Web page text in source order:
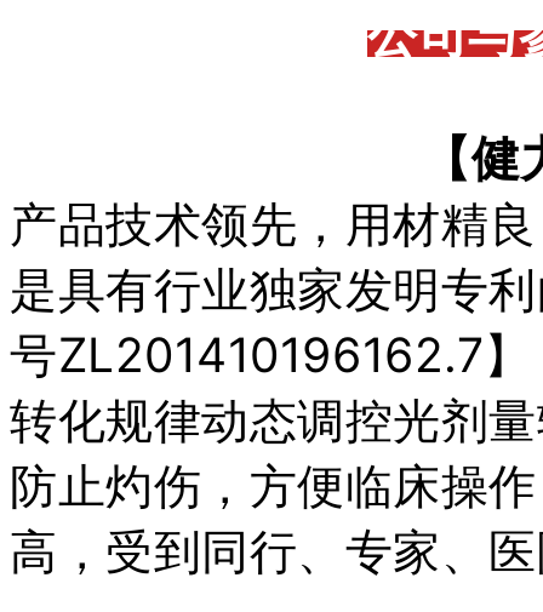
公司与
【健
产品技术领先 ， 用材精良
是具有行业独家发明专利
号ZL201410196162.7】
转化规律动态调控光剂量
防 止灼伤 ， 方便临床操作
高 ， 受到同行、 专家、 医